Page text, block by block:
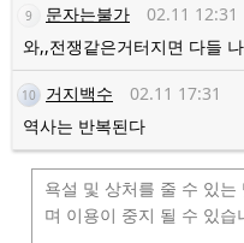
9 문자는불가 02.11 12:31
와,,전쟁같은거터지면 다들
10 거지백수 02.11 17:31
역사는 반복된다